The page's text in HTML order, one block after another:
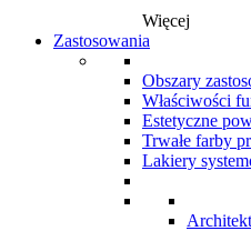
Więcej
Zastosowania
Obszary
Właściwości
Estetyczne
Trwałe farby
Lakiery